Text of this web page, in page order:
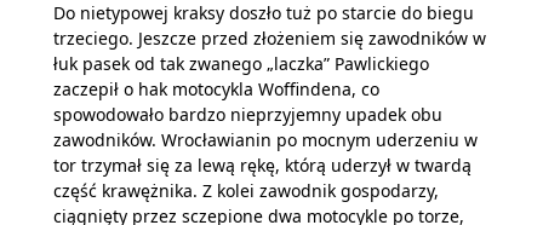
Do nietypowej kraksy doszło tuż po starcie do biegu
trzeciego. Jeszcze przed złożeniem się zawodników w
łuk pasek od tak zwanego „laczka” Pawlickiego
zaczepił o hak motocykla Woffindena, co
spowodowało bardzo nieprzyjemny upadek obu
zawodników. Wrocławianin po mocnym uderzeniu w
tor trzymał się za lewą rękę, którą uderzył w twardą
część krawężnika. Z kolei zawodnik gospodarzy,
ciągnięty przez sczepione dwa motocykle po torze,